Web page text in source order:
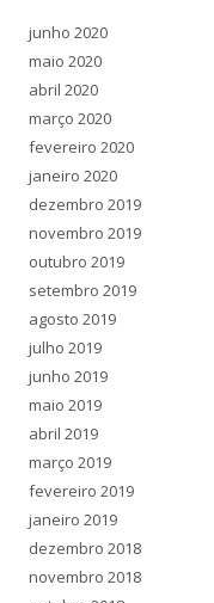
r
junho 2020
maio 2020
abril 2020
março 2020
fevereiro 2020
janeiro 2020
dezembro 2019
novembro 2019
outubro 2019
setembro 2019
agosto 2019
julho 2019
junho 2019
maio 2019
abril 2019
março 2019
fevereiro 2019
janeiro 2019
dezembro 2018
novembro 2018